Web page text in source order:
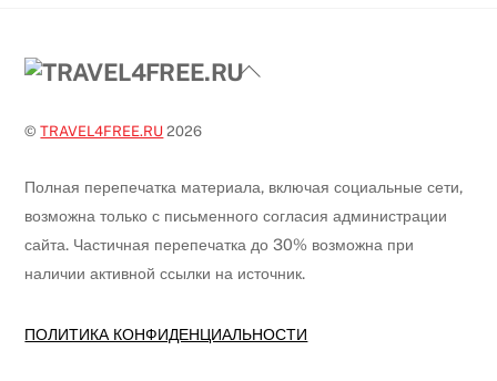
Back
©TRAVEL4FREE.RU 2026
Полная перепечатка материала, включая социальные сети,
возможна только с письменного согласия администрации
сайта. Частичная перепечатка до 30% возможна при
наличии активной ссылки на источник.
ПОЛИТИКА КОНФИДЕНЦИАЛЬНОСТИ